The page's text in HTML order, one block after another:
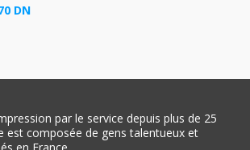
DN
par le service depuis plus de 25
est composée de gens talentueux et